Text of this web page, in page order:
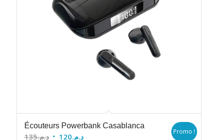
Écouteurs Powerbank Casablanca
د.م.135
Le
د.م.120
Le
Promo !